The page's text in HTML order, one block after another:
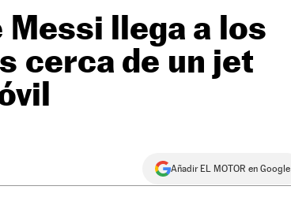
llega a los
cerca de un jet
Añadir EL MOTOR en Google